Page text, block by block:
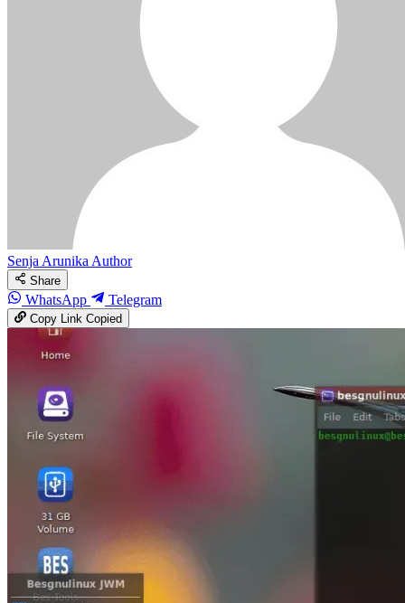
Senja ArunikaAuthor
Share
WhatsApp Telegram
Copy LinkCopied